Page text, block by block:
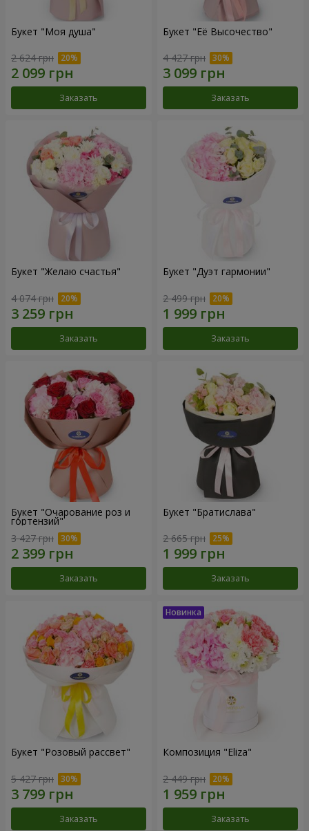
Букет "Моя душа"
2 624 грн
Заказать
Букет "Её Высочество"
4 427 грн
Заказать
Букет "Желаю счастья"
4 074 грн
Заказать
Букет "Дуэт гармонии"
2 499 грн
Заказать
Букет "Очарование роз и
гортензий"
3 427 грн
Заказать
Букет "Братислава"
2 665 грн
Заказать
Букет "Розовый рассвет"
5 427 грн
Заказать
Композиция "Eliza"
2 449 грн
Заказать